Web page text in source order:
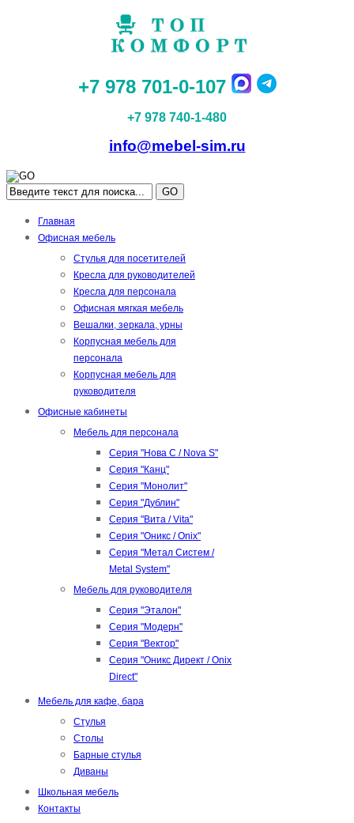
+7 978 701-0-107
+7 978 740-1-480
info@mebel-sim.ru
GO
Главная
Офисная мебель
Стулья для посетителей
Кресла для руководителей
Кресла для персонала
Офисная мягкая мебель
Вешалки, зеркала, урны
Корпусная мебель для
персонала
Корпусная мебель для
руководителя
Офисные кабинеты
Мебель для персонала
Серия "Нова С / Nova S"
Серия "Канц"
Серия "Монолит"
Серия "Дублин"
Серия "Вита / Vita"
Серия "Оникс / Onix"
Серия "Метал Систем /
Metal System"
Мебель для руководителя
Серия "Эталон"
Серия "Модерн"
Серия "Вектор"
Серия "Оникс Директ / Onix
Direct"
Мебель для кафе, бара
Стулья
Столы
Барные стулья
Диваны
Школьная мебель
Контакты